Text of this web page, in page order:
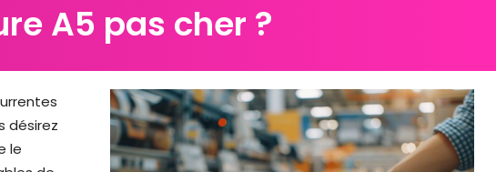
A5 pas cher ?
désirez
le